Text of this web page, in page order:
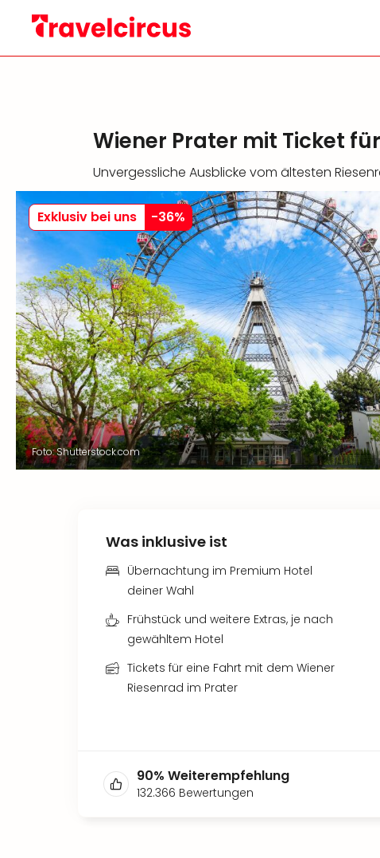
Wiener Prater mit Ticket
Unvergessliche Ausblicke vom ältesten
Exklusiv bei uns -36%
Foto: Shutterstock.com
Was inklusive ist
Übernachtung im Premium Hotel
deiner Wahl
Frühstück und weitere Extras, je nach
gewähltem Hotel
Tickets für eine Fahrt mit dem Wiener
Riesenrad im Prater
90% Weiterempfehlung
132.366 Bewertungen